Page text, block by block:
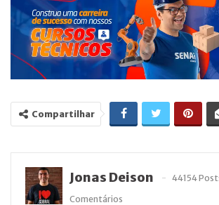
Compartilhar
Jonas Deison
44154
Comentários